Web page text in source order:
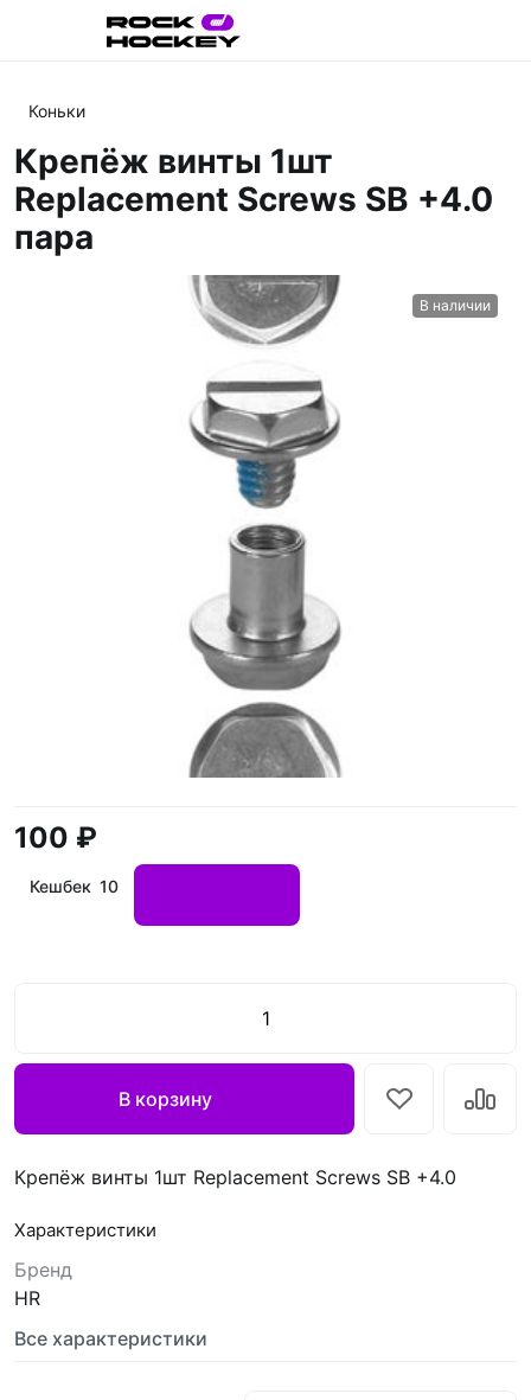
Коньки
Крепёж винты 1шт
Replacement Screws SB +4.0
пара
В наличии
100 ₽
Кешбек 10
В корзину
Крепёж винты 1шт Replacement Screws SB +4.0
Характеристики
Бренд
HR
Все характеристики